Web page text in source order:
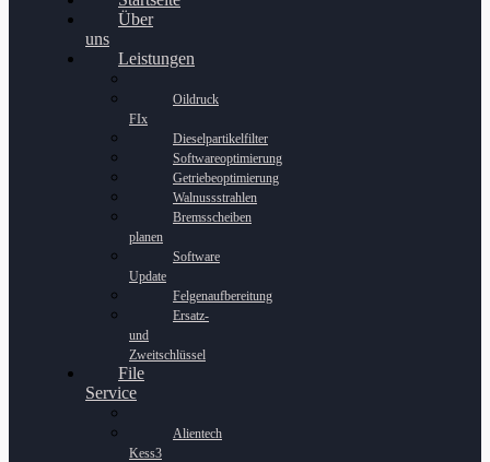
Über
uns
Leistungen
Oildruck
FIx
Dieselpartikelfilter
Softwareoptimierung
Getriebeoptimierung
Walnussstrahlen
Bremsscheiben
planen
Software
Update
Felgenaufbereitung
Ersatz-
und
Zweitschlüssel
File
Service
Alientech
Kess3